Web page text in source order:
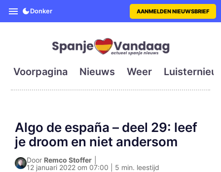
SpanjeVandaag is de eerste
Donker AANMELDEN NIEUWSBRIEF
Voorpagina Nieuws Weer
Algo de españa – deel 29: leef
je droom en niet andersom
Door Remco Stoffer
12 januari 2022 om 07:00 | 5 min. leestijd